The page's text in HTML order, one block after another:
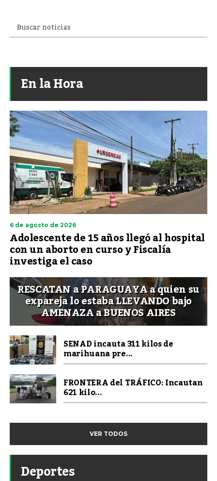
En la Hora
6 de agosto de 2026
Adolescente de 15 años llegó al hospital
con un aborto en curso y Fiscalía
investiga el caso
RESCATAN a PARAGUAYA a quien su
expareja lo estaba LLEVANDO bajo
AMENAZA a BUENOS AIRES
SENAD incauta 311 kilos de
marihuana pre...
FRONTERA del TRÁFICO: Incautan
621 kilo...
VER TODOS
Deportes